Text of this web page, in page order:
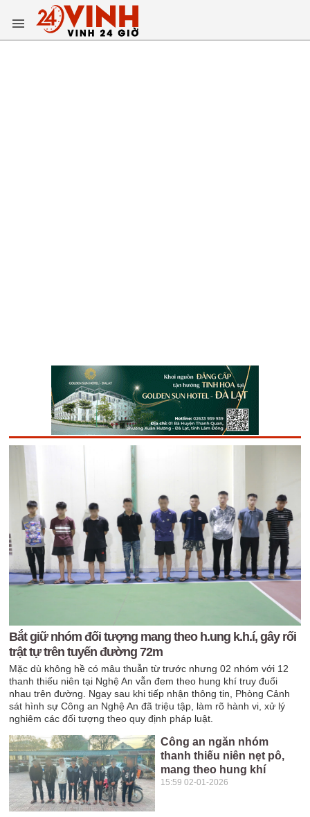
Bắt giữ nhóm đối tượng mang theo h.ung k.h.í, gây rối
trật tự trên tuyến đường 72m
Mặc dù không hề có mâu thuẫn từ trước nhưng 02 nhóm với 12
thanh thiếu niên tại Nghệ An vẫn đem theo hung khí truy đuổi
nhau trên đường. Ngay sau khi tiếp nhận thông tin, Phòng Cảnh
sát hình sự Công an Nghệ An đã triệu tập, làm rõ hành vi, xử lý
nghiêm các đối tượng theo quy định pháp luật.
Công an ngăn nhóm
thanh thiếu niên nẹt pô,
mang theo hung khí
15:59 02-01-2026